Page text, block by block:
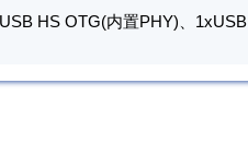
HS OTG(内置PHY)、